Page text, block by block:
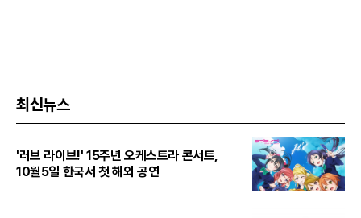
최신뉴스
'러브 라이브!' 15주년 오케스트라 콘서트,
10월5일 한국서 첫 해외 공연